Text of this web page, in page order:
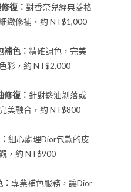
復：對香奈兒經典菱格
緻修補，約 NT$1,000 –
補色：精確調色，完美
彩，約 NT$2,000 –
復： 針對邊油剝落或
美融合，約 NT$800 –
細心處理Dior包款的皮
，約 NT$900 –
：專業補色服務，讓Dior